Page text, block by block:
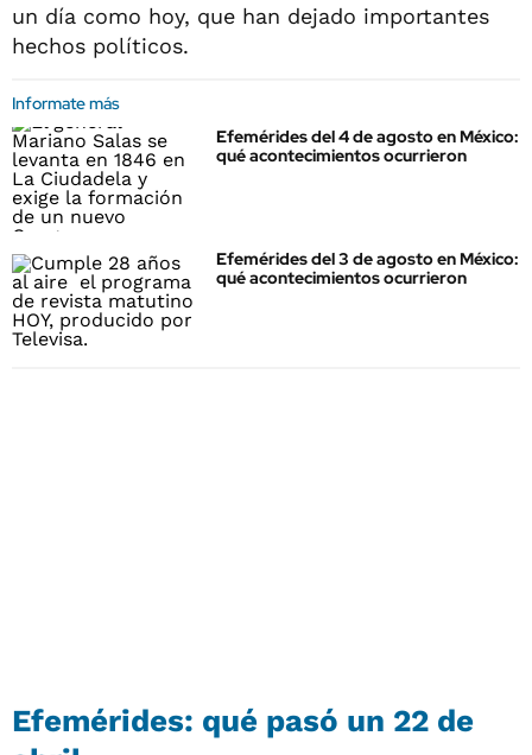
un día como hoy, que han dejado importantes
hechos políticos.
Informate más
Efemérides del 4 de agosto en México:
qué acontecimientos ocurrieron
Efemérides del 3 de agosto en México:
qué acontecimientos ocurrieron
Efemérides: qué pasó un 22 de